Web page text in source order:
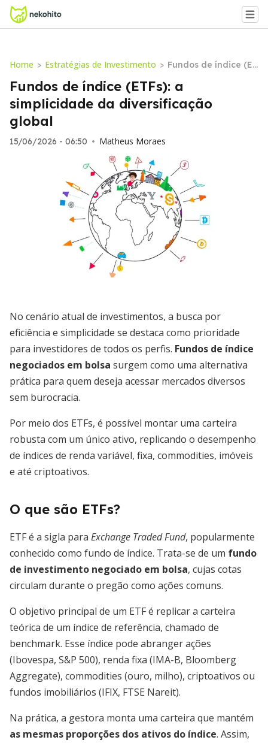
Home > Estratégias de Investimento > Fundos de índice (ET
a diversificação glo
bal
Fundos de índice (ETFs): a
simplicidade da diversificação
global
15/06/2026 - 06:50 • Matheus Moraes
No cenário atual de investimentos, a busca por
eficiência e simplicidade se destaca como prioridade
para investidores de todos os perfis. Fundos de índice
negociados em bolsa surgem como uma alternativa
prática para quem deseja acessar mercados diversos
sem burocracia.
Por meio dos ETFs, é possível montar uma carteira
robusta com um único ativo, replicando o desempenho
de índices de renda variável, fixa, commodities, imóveis
e até criptoativos.
O que são ETFs?
ETF é a sigla para Exchange Traded Fund, popularmente
conhecido como fundo de índice. Trata-se de um fundo
de investimento negociado em bolsa, cujas cotas
circulam durante o pregão como ações comuns.
O objetivo principal de um ETF é replicar a carteira
teórica de um índice de referência, chamado de
benchmark. Esse índice pode abranger ações
(Ibovespa, S&P 500), renda fixa (IMA-B, Bloomberg
Aggregate), commodities (ouro, milho), criptoativos ou
fundos imobiliários (IFIX, FTSE Nareit).
Na prática, a gestora monta uma carteira que mantém
as mesmas proporções dos ativos do índice. Assim,